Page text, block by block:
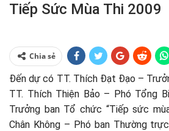
Tiếp Sức Mùa Thi 2009
Chia sẻ
Đến dự có TT. Thích Đạt Đạo –
TT. Thích Thiện Bảo – Phó Tổng
Trưởng ban Tổ chức “Tiếp sức
Chân Không – Phó ban Thường